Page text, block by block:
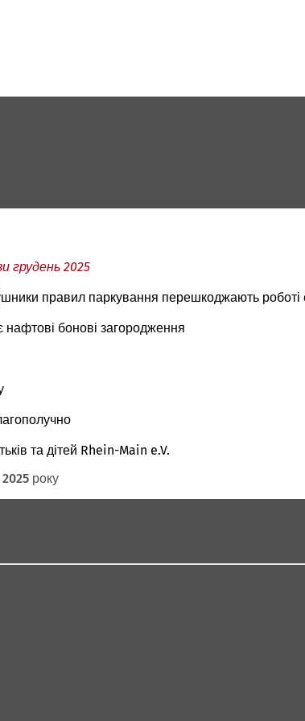
грудень 2025
правил паркування перешкоджають роботі
бонові загородження
та дітей Rhein-Main e.V.
року